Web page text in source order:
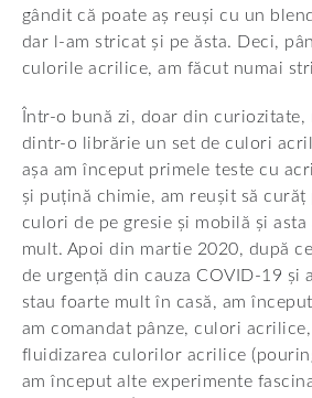
gândit că poate aș reuși cu un
dar l-am stricat și pe ăsta. Deci,
culorile acrilice, am făcut numai
Într-o bună zi, doar din curiozitate,
dintr-o librărie un set de culori
așa am început primele teste cu
și puțină chimie, am reușit să curăț
culori de pe gresie și mobilă și
mult. Apoi din martie 2020, după
de urgență din cauza COVID-19 și
stau foarte mult în casă, am
am comandat pânze, culori
fluidizarea culorilor acrilice
am început alte experimente